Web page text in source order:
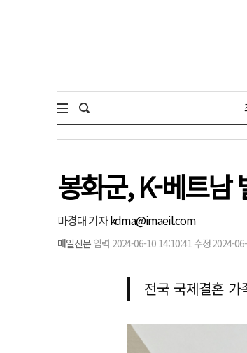
봉화군, K-베트남
마경대 기자kdma@imaeil.com
매일신문 입력 2024-06-10 14:10:41 수정 2024-
전국 국제결혼